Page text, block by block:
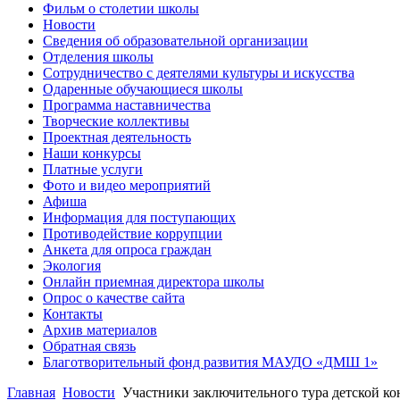
Фильм о столетии школы
Новости
Сведения об образовательной организации
Отделения школы
Сотрудничество с деятелями культуры и искусства
Одаренные обучающиеся школы
Программа наставничества
Творческие коллективы
Проектная деятельность
Наши конкурсы
Платные услуги
Фото и видео мероприятий
Афиша
Информация для поступающих
Противодействие коррупции
Анкета для опроса граждан
Экология
Онлайн приемная директора школы
Опрос о качестве сайта
Контакты
Архив материалов
Обратная связь
Благотворительный фонд развития МАУДО «ДМШ 1»
Главная Новости Участники заключительного тура детской